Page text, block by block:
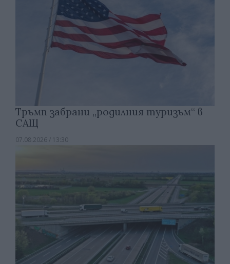
Тръмп забрани „родилния туризъм“ в
САЩ
07.08.2026 / 13:30